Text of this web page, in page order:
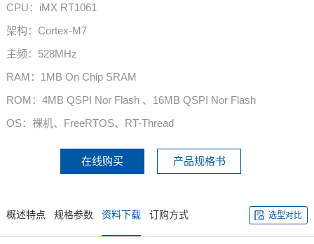
CPU：iMX RT1061
架构：Cortex-M7
主频：528MHz
RAM：1MB On Chip SRAM
ROM：4MB QSPI Nor Flash 、16MB QSPI Nor Flash
OS：裸机、FreeRTOS、RT-Thread
在线购买 产品规格书
概述特点 规格参数 资料下载 订购方式 选型对比